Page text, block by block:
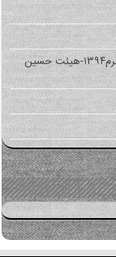
حاج مهدی مختاری-عزاداری دهه اول محرم۱۳۹۴-هیئت حسین